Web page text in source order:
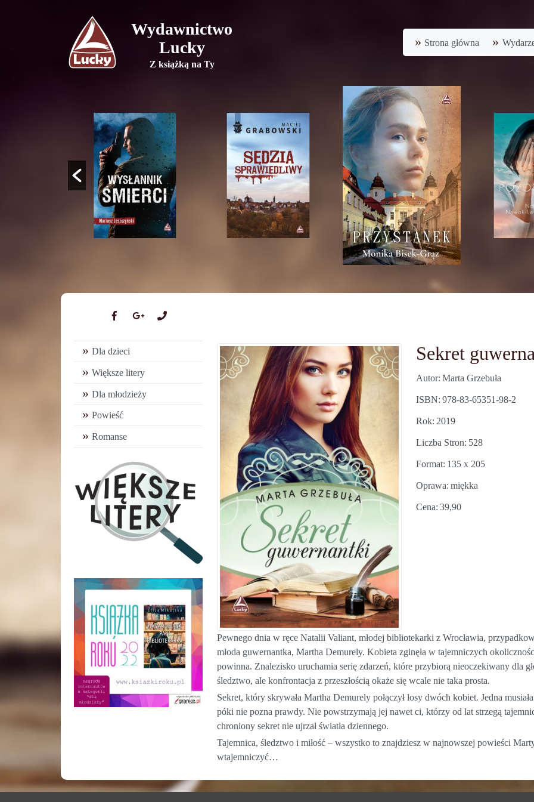
Wydawnictwo
Lucky
Z książką na Ty
Strona główna
Dla dzieci
Większe litery
Dla młodzieży
Powieść
Romanse
Sekret
Autor Marta Grzebuła
ISBN 978-83-65351-98-2
Rok 2019
Liczba Stron 528
Format 135 x 205
Oprawa miękka
Cena 39,90
Pewnego dnia w ręce Natalii Valiant, młodej bibliotekarki z Wrocławia,
młoda guwernantka, Martha Demurely. Kobieta zginęła w tajemniczych
powinna. Znalezisko uruchamia serię zdarzeń, które przybiorą nieoczekiwany dla
śledztwo, ale konfrontacja z przeszłością okaże się wcale nie taka prosta.
Sekret, który skrywała Martha Demurely połączył losy dwóch kobiet. Jedna
póki nie pozna prawdy. Nie powstrzymają jej nawet ci, którzy od lat strzegą
chroniony sekret nie ujrzał światła dziennego.
Tajemnica, śledztwo i miłość – wszystko to znajdziesz w najnowszej powieści
wtajemniczyć…